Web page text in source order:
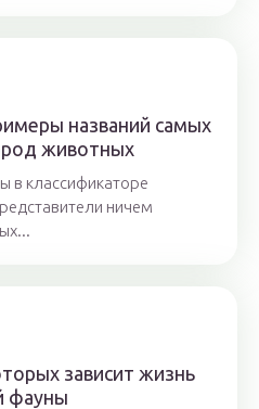
названий самых
животных
в классификаторе
ничем
зависит жизнь
фауны